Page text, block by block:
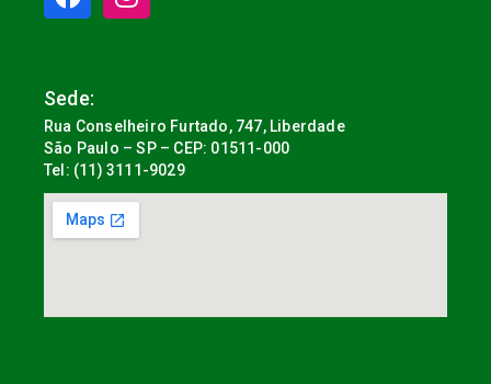
Sede:
Rua Conselheiro Furtado, 747, Liberdade
São Paulo – SP – CEP: 01511-000
Tel: (11) 3111-9029